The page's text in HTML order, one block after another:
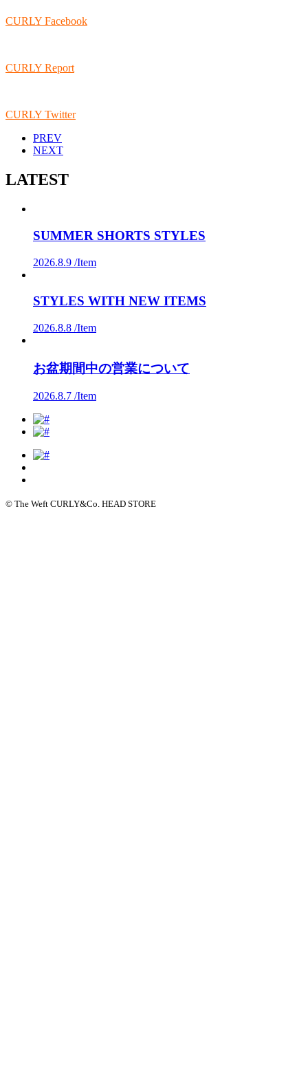
CURLY Facebook
CURLY Report
CURLY Twitter
PREV
NEXT
LATEST
SUMMER SHORTS STYLES
2026.8.9 /Item
STYLES WITH NEW ITEMS
2026.8.8 /Item
お盆期間中の営業について
2026.8.7 /Item
© The Weft CURLY&Co. HEAD STORE